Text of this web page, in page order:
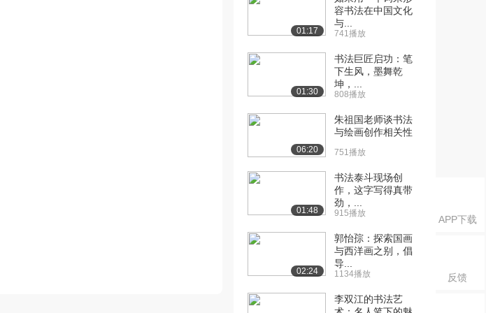
APP下载
反馈
01:17
容书法在中国文化
与...
741播放
01:30
书法巨匠启功：笔
下生风，墨舞乾
坤，...
808播放
06:20
朱祖国老师谈书法
与绘画创作相关性
751播放
01:48
书法泰斗现场创
作，这字写得真带
劲，...
915播放
02:24
郭怡孮：探索国画
与西洋画之别，倡
导...
1134播放
李双江的书法艺